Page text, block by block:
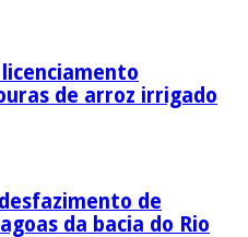
licenciamento
de arroz irrigado
de
da bacia do Rio